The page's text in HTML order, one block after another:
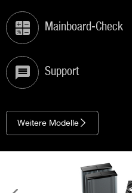
Mainboard-Check
Support
Weitere Modelle